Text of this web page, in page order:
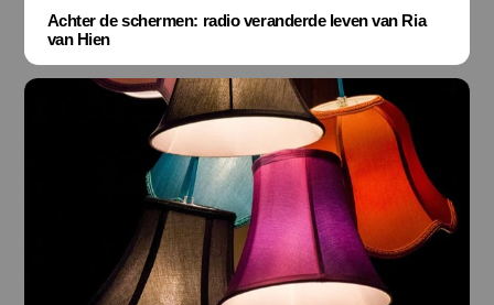
Achter de schermen: radio veranderde leven van Ria
van Hien